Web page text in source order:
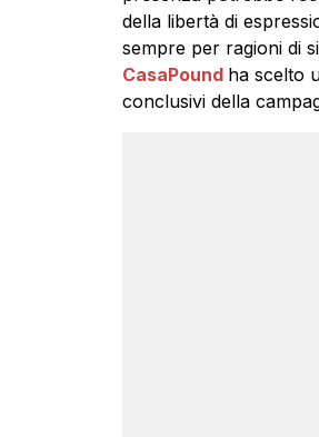
della libertà di
sempre per ragioni di
CasaPound ha scelto
conclusivi della